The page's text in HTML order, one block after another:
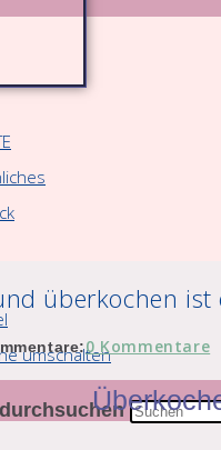
umschalten
überkochen
0 Kommentare